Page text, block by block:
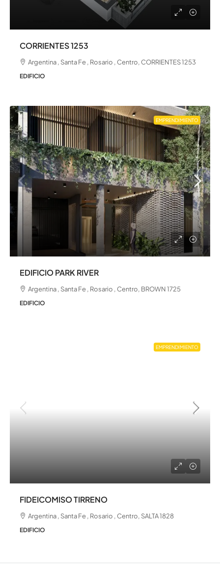
CORRIENTES 1253
Argentina , Santa Fe , Rosario , Centro, CORRIENTES 1253
EDIFICIO
EMPRENDIMIENTO
EDIFICIO PARK RIVER
Argentina , Santa Fe , Rosario , Centro, BROWN 1725
EDIFICIO
EMPRENDIMIENTO
FIDEICOMISO TIRRENO
Argentina , Santa Fe , Rosario , Centro, SALTA 1828
EDIFICIO